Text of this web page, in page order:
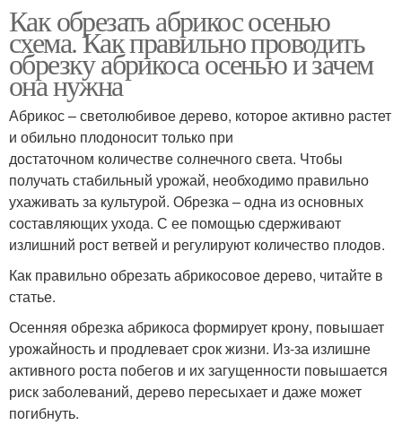
Как обрезать абрикос осенью
схема. Как правильно проводить
обрезку абрикоса осенью и зачем
она нужна
Абрикос – светолюбивое дерево, которое активно растет
и обильно плодоносит только при
достаточном количестве солнечного света. Чтобы
получать стабильный урожай, необходимо правильно
ухаживать за культурой. Обрезка – одна из основных
составляющих ухода. С ее помощью сдерживают
излишний рост ветвей и регулируют количество плодов.
Как правильно обрезать абрикосовое дерево, читайте в
статье.
Осенняя обрезка абрикоса формирует крону, повышает
урожайность и продлевает срок жизни. Из-за излишне
активного роста побегов и их загущенности повышается
риск заболеваний, дерево пересыхает и даже может
погибнуть.